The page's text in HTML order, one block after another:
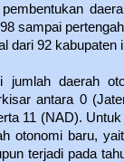
sampai
dari 92 kabupaten
jumlah daerah
antara 0
11 (NAD).
otonomi baru,
terjadi pada